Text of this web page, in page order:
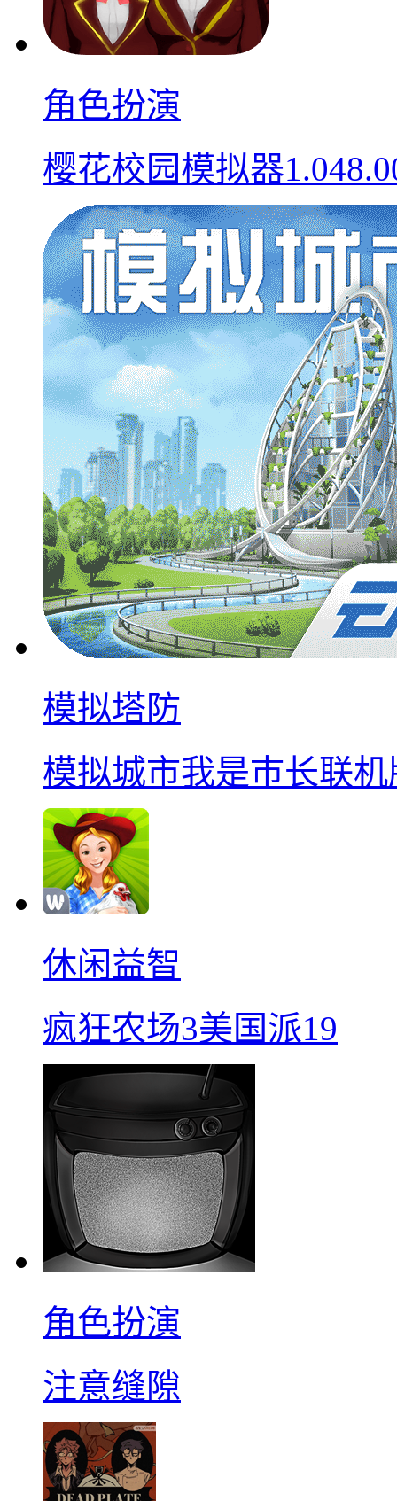
角色扮演
樱花校园模拟器
模拟塔防
模拟城市我是巿长联机
休闲益智
疯狂农场3美国派19
角色扮演
注意缝隙